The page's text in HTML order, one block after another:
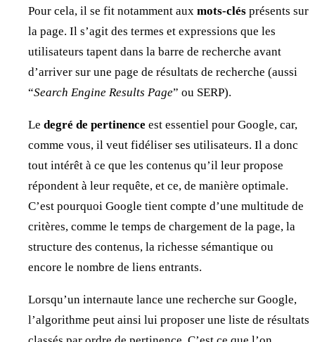
Pour cela, il se fit notamment aux mots-clés présents sur
la page. Il s’agit des termes et expressions que les
utilisateurs tapent dans la barre de recherche avant
d’arriver sur une page de résultats de recherche (aussi
“Search Engine Results Page” ou SERP).
Le degré de pertinence est essentiel pour Google, car,
comme vous, il veut fidéliser ses utilisateurs. Il a donc
tout intérêt à ce que les contenus qu’il leur propose
répondent à leur requête, et ce, de manière optimale.
C’est pourquoi Google tient compte d’une multitude de
critères, comme le temps de chargement de la page, la
structure des contenus, la richesse sémantique ou
encore le nombre de liens entrants.
Lorsqu’un internaute lance une recherche sur Google,
l’algorithme peut ainsi lui proposer une liste de résultats